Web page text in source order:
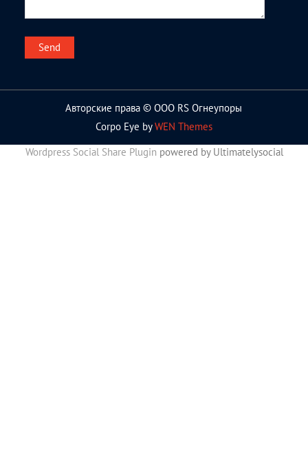
Авторские права © ООО RS Огнеупоры
Corpo Eye byWEN Themes
Wordpress Social Share Plugin powered by Ultimatelysocial